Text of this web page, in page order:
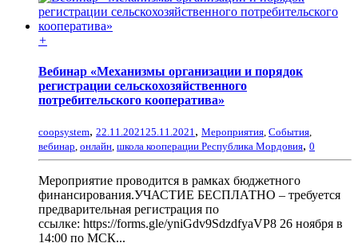
+
Вебинар «Механизмы организации и порядок
регистрации сельскохозяйственного
потребительского кооператива»
coopsystem, 22.11.202125.11.2021, Мероприятия, События,
вебинар, онлайн, школа кооперации Республика Мордовия, 0
Мероприятие проводится в рамках бюджетного
финансирования.УЧАСТИЕ БЕСПЛАТНО – требуется
предварительная регистрация по
ссылке: https://forms.gle/yniGdv9SdzdfyaVP8 26 ноября в
14:00 по МСК...